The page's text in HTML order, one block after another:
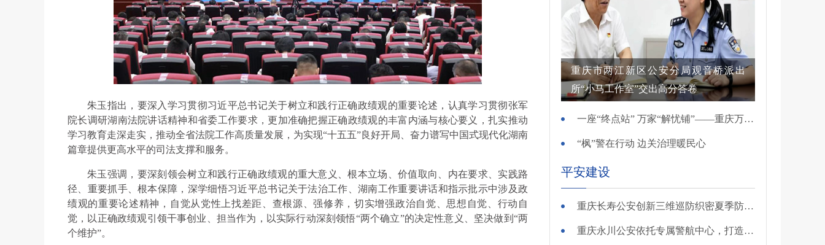
朱玉指出，要深入学习贯彻习近平总书记关于树立和践行正确政绩观的重要论述，认真学习贯彻张军
院长调研湖南法院讲话精神和省委工作要求，更加准确把握正确政绩观的丰富内涵与核心要义，扎实推动
学习教育走深走实，推动全省法院工作高质量发展，为实现“十五五”良好开局、奋力谱写中国式现代化湖南
篇章提供更高水平的司法支撑和服务。
朱玉强调，要深刻领会树立和践行正确政绩观的重大意义、根本立场、价值取向、内在要求、实践路
径、重要抓手、根本保障，深学细悟习近平总书记关于法治工作、湖南工作重要讲话和指示批示中涉及政
绩观的重要论述精神，自觉从党性上找差距、查根源、强修养，切实增强政治自觉、思想自觉、行动自
觉，以正确政绩观引领干事创业、担当作为，以实际行动深刻领悟“两个确立”的决定性意义、坚决做到“两
个维护”。
重庆市两江新区公安分局观音桥派出
所“小马工作室”交出高分答卷
一座“终点站” 万家“解忧铺”——重庆万州综治中心基层治理创新实践观察
“枫”警在行动 边关治理暖民心
平安建设
重庆长寿公安创新三维巡防织密夏季防溺水安全网
重庆永川公安依托专属警航中心，打造“全域感知、智能研判”智慧警务模式